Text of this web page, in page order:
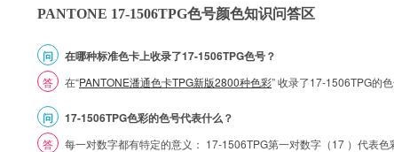
PANTONE 17-1506TPG色号颜色知识问答区
问 在哪种标准色卡上收录了17-1506TPG色号？
答 在“PANTONE潘通色卡TPG新版2800种色彩” 收录了17-1506TPG的
问 17-1506TPG色彩的色号代表什么？
答
每一对数字都有特定的意义： 17-1506TPG第一对数字（17 ）代表